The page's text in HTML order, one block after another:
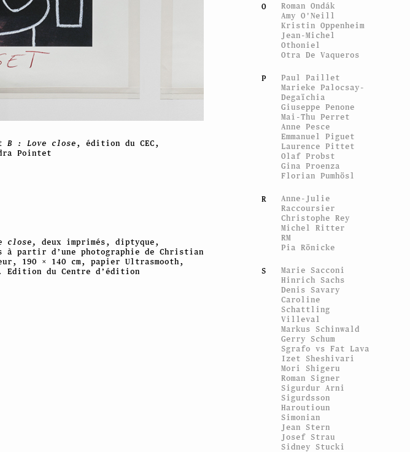
B : Love close , édition du CEC,
Pointet
close, deux imprimés, diptyque,
à partir d’une photographie de Christian
190 × 140 cm, papier Ultrasmooth,
Edition du Centre d’édition
O
Roman Ondák
Amy O'Neill
Kristin Oppenheim
Jean-Michel
Othoniel
Otra De Vaqueros
P
Paul Paillet
Marieke Palocsay-
Degaïchia
Giuseppe Penone
Mai-Thu Perret
Anne Pesce
Emmanuel Piguet
Laurence Pittet
Olaf Probst
Gina Proenza
Florian Pumhösl
R
Anne-Julie
Raccoursier
Christophe Rey
Michel Ritter
RM
Pia Rönicke
S
Marie Sacconi
Hinrich Sachs
Denis Savary
Caroline
Schattling
Villeval
Markus Schinwald
Gerry Schum
Sgrafo vs Fat Lava
Izet Sheshivari
Mori Shigeru
Roman Signer
Sigurdur Arni
Sigurdsson
Haroutioun
Simonian
Jean Stern
Josef Strau
Sidney Stucki